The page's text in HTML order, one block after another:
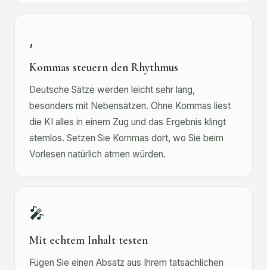
,
Kommas steuern den Rhythmus
Deutsche Sätze werden leicht sehr lang,
besonders mit Nebensätzen. Ohne Kommas liest
die KI alles in einem Zug und das Ergebnis klingt
atemlos. Setzen Sie Kommas dort, wo Sie beim
Vorlesen natürlich atmen würden.
🎤
Mit echtem Inhalt testen
Fügen Sie einen Absatz aus Ihrem tatsächlichen